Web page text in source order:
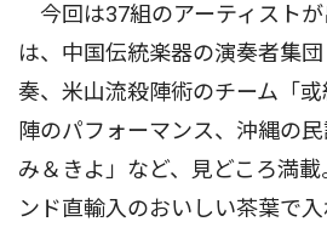
今回は37組のアーティストが
は、中国伝統楽器の演奏者集
奏、米山流殺陣術のチーム「
陣のパフォーマンス、沖縄の
み＆きよ」など、見どころ満
ンド直輸入のおいしい茶葉で